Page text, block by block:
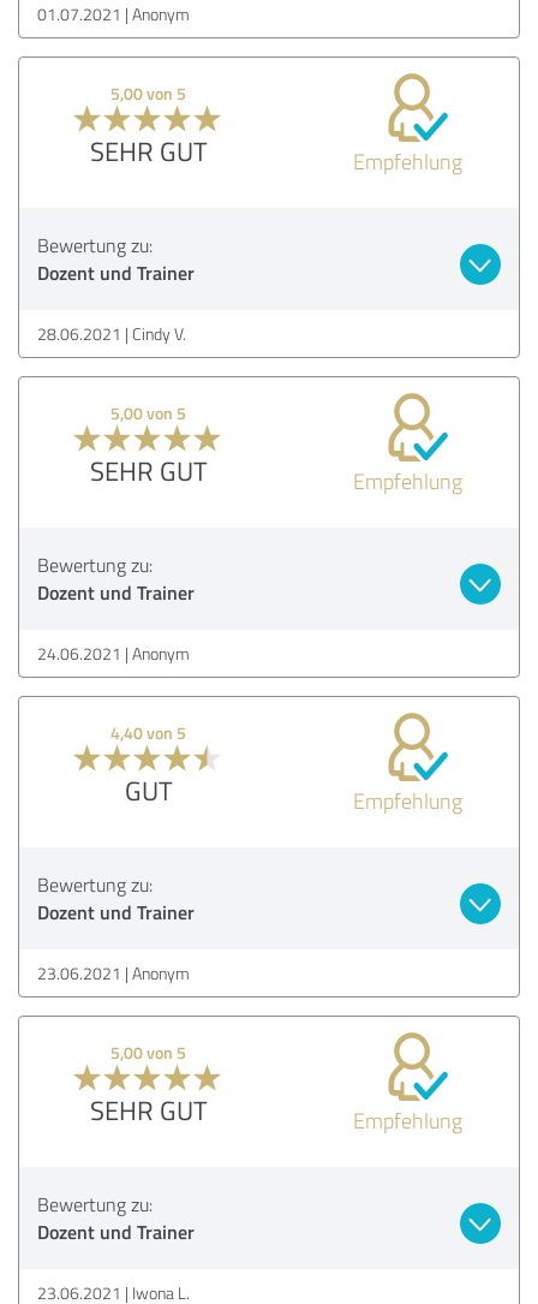
01.07.2021 Anonym
5,00 von 5
SEHR GUT Empfehlung
Bewertung zu:
Dozent und Trainer
28.06.2021 Cindy V.
5,00 von 5
SEHR GUT Empfehlung
Bewertung zu:
Dozent und Trainer
24.06.2021 Anonym
4,40 von 5
GUT Empfehlung
Bewertung zu:
Dozent und Trainer
23.06.2021 Anonym
5,00 von 5
SEHR GUT Empfehlung
Bewertung zu:
Dozent und Trainer
23.06.2021 Iwona L.